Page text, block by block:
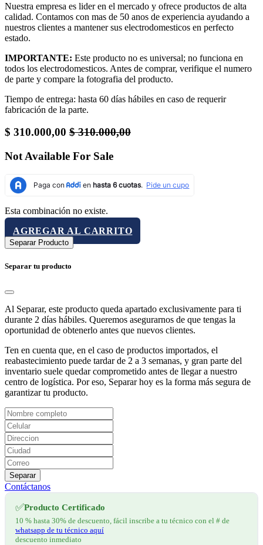
Nuestra empresa es lider en el mercado y ofrece productos de alta
calidad. Contamos con mas de 50 anos de experiencia ayudando a
nuestros clientes a mantener sus electrodomesticos en perfecto
estado.
IMPORTANTE: Este producto no es universal; no funciona en
todos los electrodomesticos. Antes de comprar, verifique el numero
de parte y compare la fotografia del producto.
Tiempo de entrega: hasta 60 días hábiles en caso de requerir
fabricación de la parte.
$ 310.000,00 $310.000,00
Not Available For Sale
Esta combinación no existe.
AGREGAR AL CARRITO
Separar Producto
Separar tu producto
Al Separar, este producto queda apartado exclusivamente para ti
durante 2 días hábiles. Queremos asegurarnos de que tengas la
oportunidad de obtenerlo antes que nuevos clientes.
Ten en cuenta que, en el caso de productos importados, el
reabastecimiento puede tardar de 2 a 3 semanas, y gran parte del
inventario suele quedar comprometido antes de llegar a nuestro
centro de logística. Por eso, Separar hoy es la forma más segura de
garantizar tu producto.
Separar
Contáctanos
✅Producto Certificado
10 % hasta 30% de descuento, fácil inscribe a tu técnico con el # de
whatsapp de tu técnico aquí
descuento inmediato